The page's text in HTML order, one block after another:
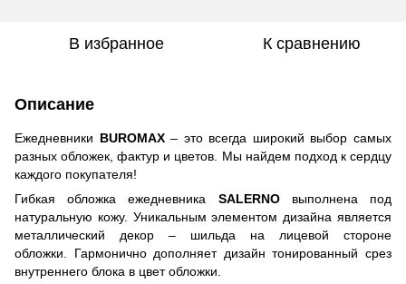
В избранное К сравнению
Описание
Ежедневники BUROMAX– это всегда широкий выбор самых
разных обложек, фактур и цветов. Мы найдем подход к сердцу
каждого покупателя!
Гибкая обложка ежедневника SALERNO выполнена под
натуральную кожу. Уникальным элементом дизайна является
металлический декор – шильда на лицевой стороне
обложки. Гармонично дополняет дизайн тонированный срез
внутреннего блока в цвет обложки.